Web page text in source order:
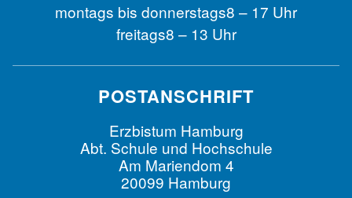
montags bis donnerstags8 – 17 Uhr
freitags8 – 13 Uhr
POSTANSCHRIFT
Erzbistum Hamburg
Abt. Schule und Hochschule
Am Mariendom 4
20099 Hamburg